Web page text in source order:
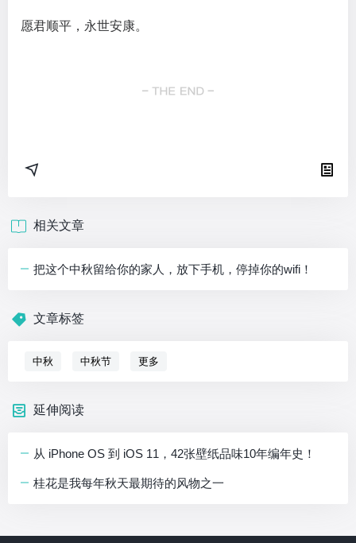
愿君顺平，永世安康。
相关文章
把这个中秋留给你的家人，放下手机，停掉你的wifi！
文章标签
中秋 中秋节 更多
延伸阅读
从 iPhone OS 到 iOS 11，42张壁纸品味10年编年史！
桂花是我每年秋天最期待的风物之一